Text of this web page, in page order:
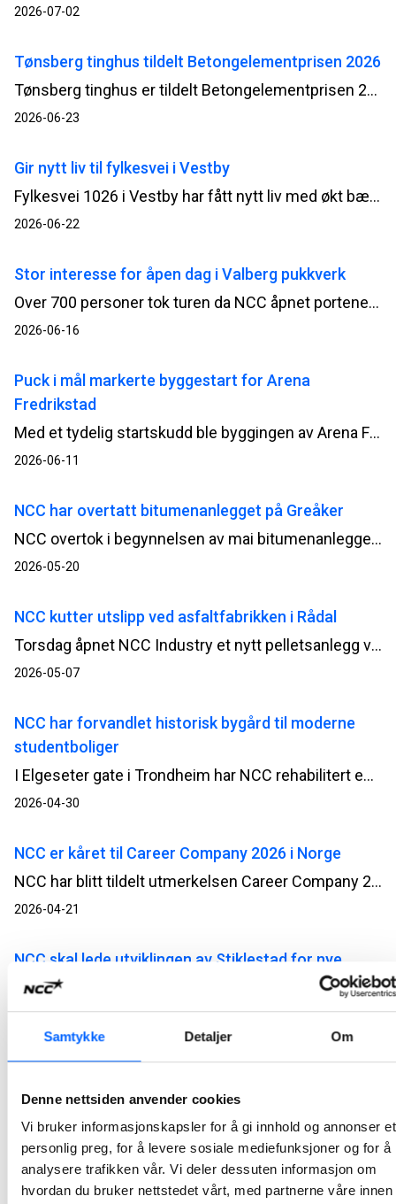
Samtykke Detaljer Om
Denne nettsiden anvender cookies
Vi bruker informasjonskapsler for å gi innhold og annonser et
personlig preg, for å levere sosiale mediefunksjoner og for å
analysere trafikken vår. Vi deler dessuten informasjon om
hvordan du bruker nettstedet vårt, med partnerne våre innen
2026-07-02
Tønsberg tinghus tildelt Betongelementprisen 2026
Tønsberg tinghus er tildelt Betongelementprisen 2026 – en pris for arkitektur og byggverk som utmerker seg gjennom innovativ, bærekraftig og estetisk bruk av prefabrikkerte betongelementer. Bak prosjektet står Statsbygg, Add Arkitekter, NCC og Loe Betongelementer.
2026-06-23
Gir nytt liv til fylkesvei i Vestby
Fylkesvei 1026 i Vestby har fått nytt liv med økt bæreevne og en mer robust veikonstruksjon etter at NCC har ferdigstilt rehabilitering og asfaltering av den om lag 2 kilometer lange veistrekningen.
2026-06-22
Stor interesse for åpen dag i Valberg pukkverk
Over 700 personer tok turen da NCC åpnet portene til Valberg pukkverk og inviterte til en innholdsrik og lærerik åpen dag lørdag 13. juni. Arrangementet ga et innblikk i virksomheten bak gjerdet – og interessen var stor.
2026-06-16
Puck i mål markerte byggestart for Arena
Fredrikstad
Med et tydelig startskudd ble byggingen av Arena Fredrikstad offisielt satt i gang onsdag. Nå setter NCC i gang byggearbeidene for fullt.
2026-06-11
NCC har overtatt bitumenanlegget på Greåker
NCC overtok i begynnelsen av mai bitumenanlegget på Greåker i Sarpsborg. Med anlegget i egen drift styrker selskapet både leveransesikkerheten og kapasiteten inn mot en ny asfaltsesong.
2026-05-20
NCC kutter utslipp ved asfaltfabrikken i Rådal
Torsdag åpnet NCC Industry et nytt pelletsanlegg ved asfaltfabrikken i Rådal i Bergen. Anlegget gjør det mulig å produsere asfalt med svært lave CO₂-utslipp, samtidig som det bidrar til mer forutsigbare energikostnader og økt leveransesikkerhet.
2026-05-07
NCC har forvandlet historisk bygård til moderne
studentboliger
I Elgeseter gate i Trondheim har NCC rehabilitert en over 100 år gammel bygård til moderne studentboliger for Studentsamskipnaden i Gjøvik, Ålesund og Trondheim (Sit). Torsdag ble bygget offisielt overlevert, og markerer avslutningen på et prosjekt som både har modernisert innholdet og samtidig tatt vare på byggets kulturhistoriske uttrykk.
2026-04-30
NCC er kåret til Career Company 2026 i Norge
NCC har blitt tildelt utmerkelsen Career Company 2026 i Norge. Det er en anerkjennelse vi er stolte av, og som først og fremst handler om menneskene i NCC.
2026-04-21
NCC skal lede utviklingen av Stiklestad for nye
tusen år
Museene Arven og NCC har inngått samspillskontrakt for utviklingen av museums- og stedsutviklingsprosjektet Stiklestad for nye tusen år i Verdal. Samspillsfasen skal legge grunnlaget for fremtidige løsninger og videre beslutninger knyttet til prosjektets gjennomføring.
2026-04-08
NCC og Orkland kommune har inngått samspillskontrakt for utvikling av nytt renseanlegg på Orkanger.
2026-03-22